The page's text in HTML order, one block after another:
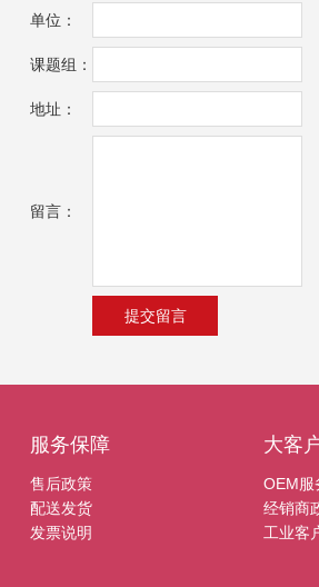
单位：
课题组：
地址：
留言：
服务保障
售后政策
配送发货
发票说明
大客
OEM服
经销商
工业客